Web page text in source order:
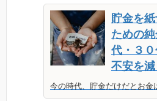
貯金を
ための
代・３
不安を減
今の時代、貯金だけだとお金